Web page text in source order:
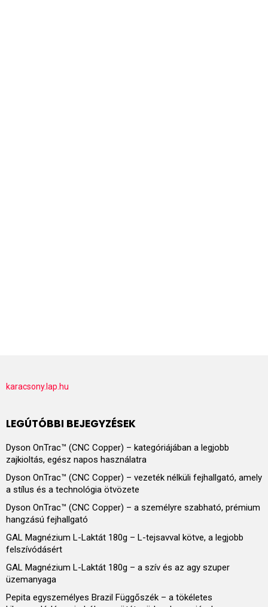
karacsony.lap.hu
LEGÚTÓBBI BEJEGYZÉSEK
Dyson OnTrac™ (CNC Copper) – kategóriájában a legjobb
zajkioltás, egész napos használatra
Dyson OnTrac™ (CNC Copper) – vezeték nélküli fejhallgató, amely
a stílus és a technológia ötvözete
Dyson OnTrac™ (CNC Copper) – a személyre szabható, prémium
hangzású fejhallgató
GAL Magnézium L-Laktát 180g – L-tejsavval kötve, a legjobb
felszívódásért
GAL Magnézium L-Laktát 180g – a szív és az agy szuper
üzemanyaga
Pepita egyszemélyes Brazil Függőszék – a tökéletes